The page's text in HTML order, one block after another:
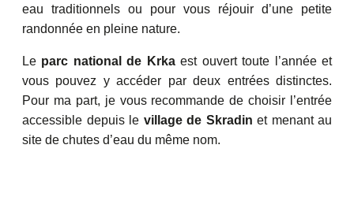
eau traditionnels ou pour vous réjouir d’une petite
randonnée en pleine nature.
Le parc national de Krkaest ouvert toute l’année et
vous pouvez y accéder par deux entrées distinctes.
Pour ma part, je vous recommande de choisir l’entrée
accessible depuis le village de Skradin et menant au
site de chutes d’eau du même nom.